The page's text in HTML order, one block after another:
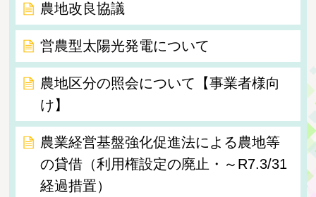
農地改良協議
営農型太陽光発電について
農地区分の照会について【事業者様向
け】
農業経営基盤強化促進法による農地等
の貸借（利用権設定の廃止・～R7.3/31
経過措置）